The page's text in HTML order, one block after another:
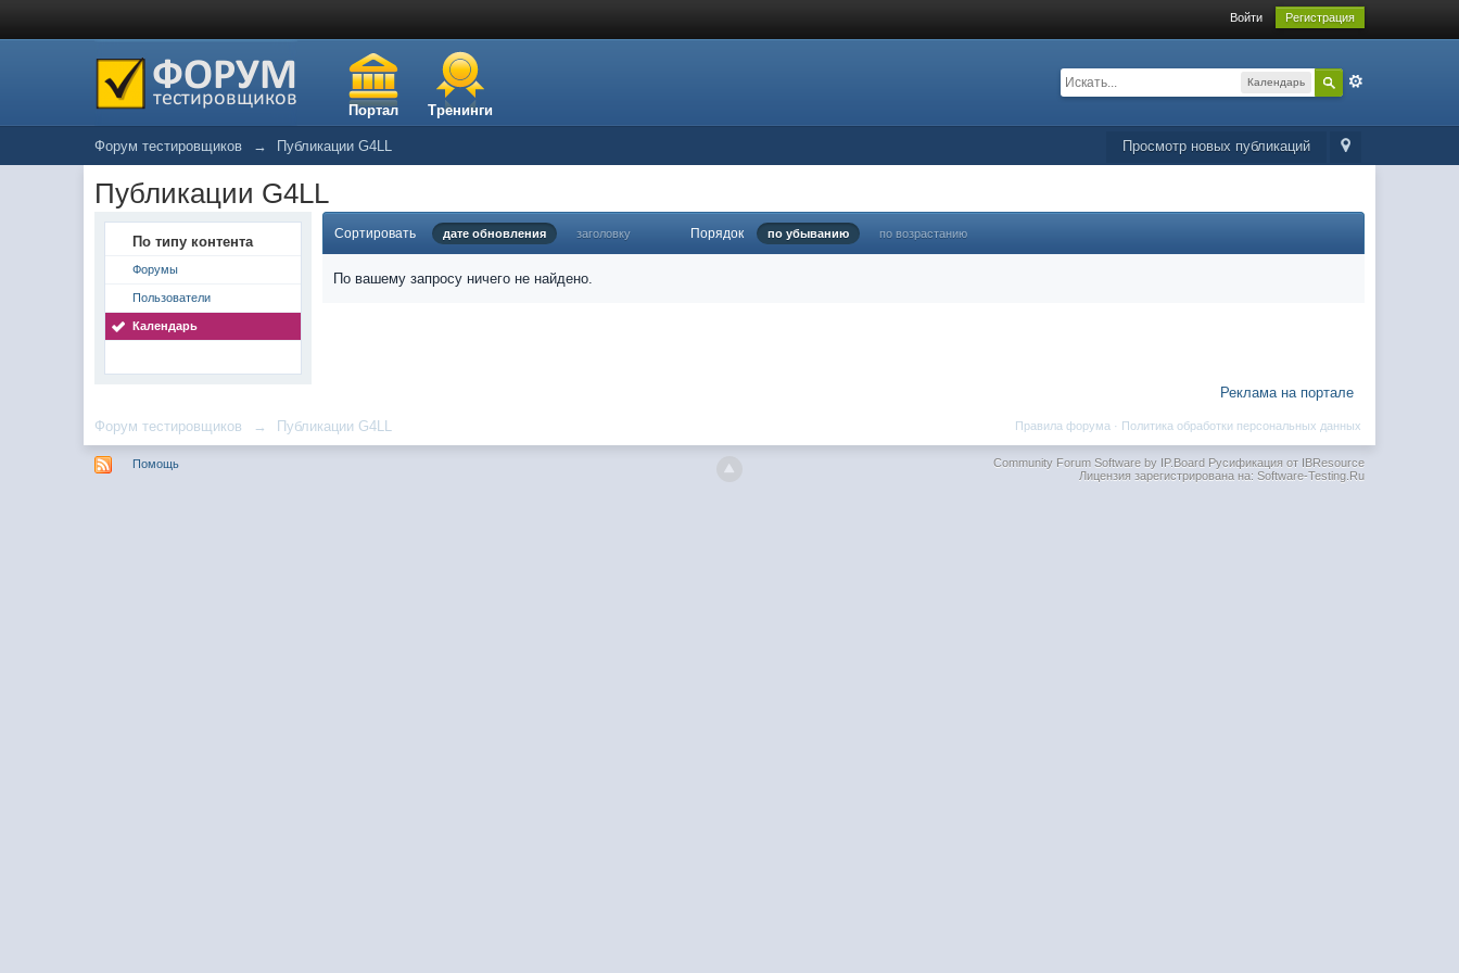
Войти Регистрация
Портал Тренинги
Календарь
Просмотр новых публикаций
Форум тестировщиков → Публикации G4LL
Публикации G4LL
По типу контента
Форумы
Пользователи
Календарь
Сортировать дате обновления заголовку Порядок по убыванию по возрастанию
По вашему запросу ничего не найдено.
Реклама на портале
Форум тестировщиков → Публикации G4LL Политика обработки персональных данных
Правила форума ·
Помощь Community Forum Software by IP.BoardРусификация от IBResource
Лицензия зарегистрирована на: Software-Testing.Ru